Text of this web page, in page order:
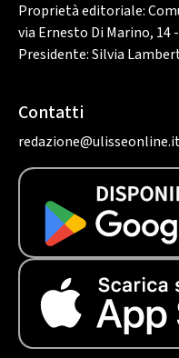
Proprietà editoriale:
via Ernesto Di Marino, 14
Presidente: Silvia
Contatti